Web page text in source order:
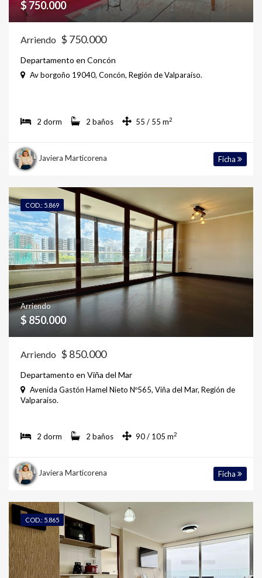
$ 750.000
Arriendo $ 750.000
Departamento en Concón
Av borgoño 19040, Concón, Región de Valparaíso.
2 dorm 2 baños 55 / 55 m2
Javiera Marticorena Ficha
COD.: 5.869
Arriendo
$ 850.000
Arriendo $ 850.000
Departamento en Viña del Mar
Avenida Gastón Hamel Nieto Nº565, Viña del Mar, Región de
Valparaiso.
2 dorm 2 baños 90 / 105 m2
Javiera Marticorena Ficha
COD.: 5.865